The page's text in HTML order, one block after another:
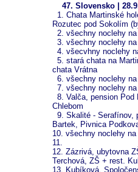
47. Slovensko |
1. Chata Martinské
Rozutec pod Sokolím
2. všechny noclehy
3. všechny noclehy
4. všecvhny noclehy
5. stará chata na
chata Vrátna
6. všechny noclehy
7. všechny noclehy
8. Valča, pension Pod
Chlebom
9. Skalité - Serafínov,
Bartek, Pivnica
10. všechny noclehy
11.
12. Zázrivá, ubytovna
Terchová, ZŠ + rest.
13. Kubíková,